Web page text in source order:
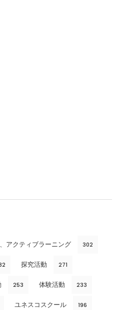
アクティブラーニング 302
探究活動 271
253 体験活動 233
ユネスコスクール 196